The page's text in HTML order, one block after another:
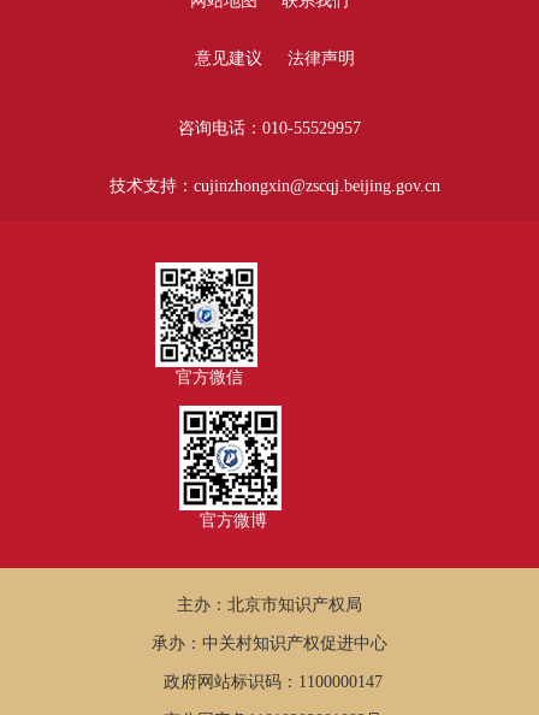
意见建议 法律声明
咨询电话：010-55529957
技术支持：cujinzhongxin@zscqj.beijing.gov.cn
官方微信
官方微博
主办：北京市知识产权局
承办：中关村知识产权促进中心
政府网站标识码：1100000147